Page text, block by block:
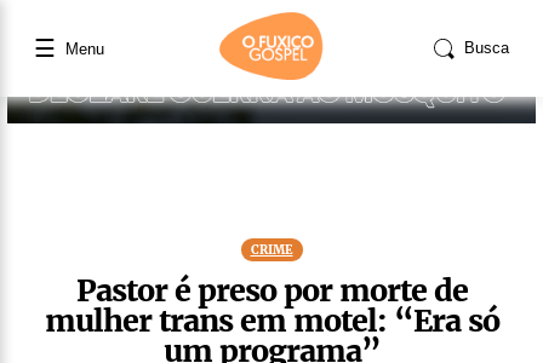
☰ Menu Busca
CRIME
Pastor é preso por morte de
mulher trans em motel: “Era só
um programa”